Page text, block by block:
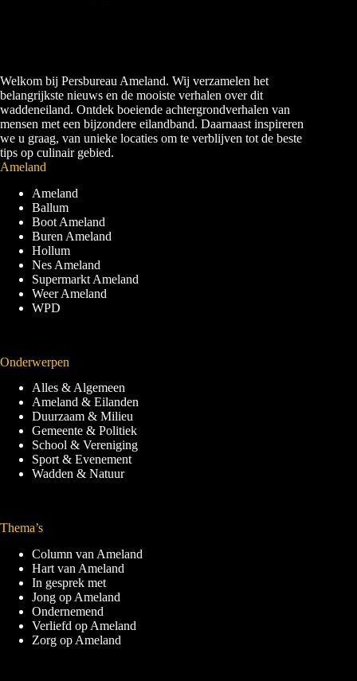
Welkom bij Persbureau Ameland. Wij verzamelen het
belangrijkste nieuws en de mooiste verhalen over dit
waddeneiland. Ontdek boeiende achtergrondverhalen van
mensen met een bijzondere eilandband. Daarnaast inspireren
we u graag, van unieke locaties om te verblijven tot de beste
tips op culinair gebied.
Ameland
Ameland
Ballum
Boot Ameland
Buren Ameland
Hollum
Nes Ameland
Supermarkt Ameland
Weer Ameland
WPD
Onderwerpen
Alles & Algemeen
Ameland & Eilanden
Duurzaam & Milieu
Gemeente & Politiek
School & Vereniging
Sport & Evenement
Wadden & Natuur
Thema’s
Column van Ameland
Hart van Ameland
In gesprek met
Jong op Ameland
Ondernemend
Verliefd op Ameland
Zorg op Ameland